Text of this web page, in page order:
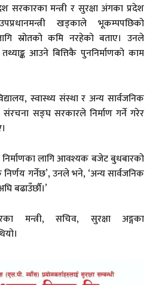
सरकारका मन्त्री र सुरक्षा अंगका प्रदेश
खड्काले भूकम्पपछिको
स्रोतको कमि नरहेको बताए। उनले
आउने बित्तिकै पुननिर्माणको काम
स्वास्थ्य संस्था र अन्य सार्वजनिक
सङ्घ सरकारले निर्माण गर्ने गरेर
निर्माणका लागि आवश्यक बजेट बुधबारको
गर्नेछ’, उनले भने, ‘अन्य सार्वजनिक
बढाउँछौँ।’
मन्त्री, सचिव, सुरक्षा अङ्गका